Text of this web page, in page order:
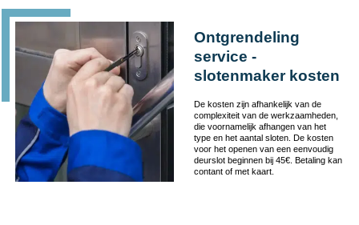
Ontgrendeling
service -
slotenmaker kosten
De kosten zijn afhankelijk van de
complexiteit van de werkzaamheden,
die voornamelijk afhangen van het
type en het aantal sloten. De kosten
voor het openen van een eenvoudig
deurslot beginnen bij 45€. Betaling kan
contant of met kaart.